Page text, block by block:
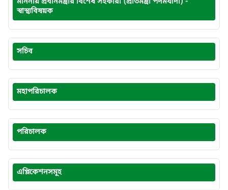
স্বাস্থ্যবিষয়ক
সচিব
মহাপরিচালক
পরিচালক
এপ্লিকেশনসমূহ